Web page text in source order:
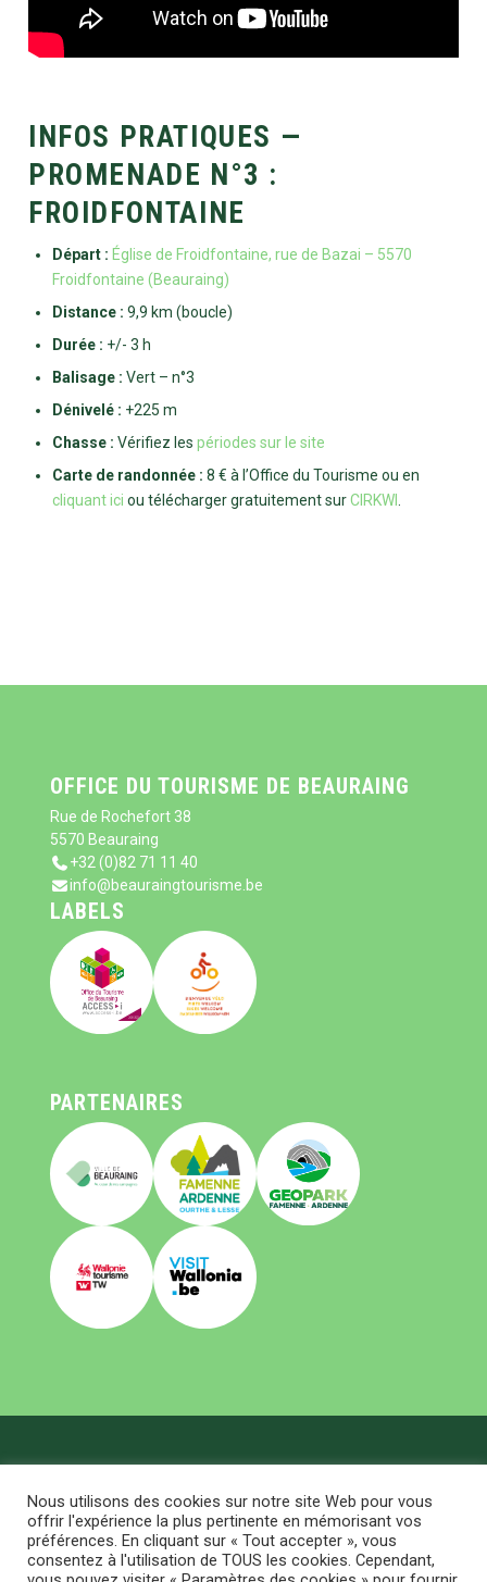
INFOS PRATIQUES —
PROMENADE N°3 :
FROIDFONTAINE
Départ : Église de Froidfontaine, rue de Bazai – 5570
Froidfontaine (Beauraing)
Distance : 9,9 km (boucle)
Durée : +/- 3 h
Balisage : Vert – n°3
Dénivelé : +225 m
Chasse : Vérifiez les périodes sur le site
Carte de randonnée : 8 € à l’Office du Tourisme ou en
cliquant ici ou télécharger gratuitement surCIRKWI
OFFICE DU TOURISME DE BEAURAING
Rue de Rochefort 38
5570 Beauraing
+32 (0)82 71 11 40
info@beauraingtourisme.be
LABELS
PARTENAIRES
ReservedFAQ|TERMS ET GDPR
Accueil
Visiter
Bouger
Nous utilisons des cookies sur notre site Web pour vous
offrir l'expérience la plus pertinente en mémorisant vos
préférences. En cliquant sur « Tout accepter », vous
consentez à l'utilisation de TOUS les cookies. Cependant,